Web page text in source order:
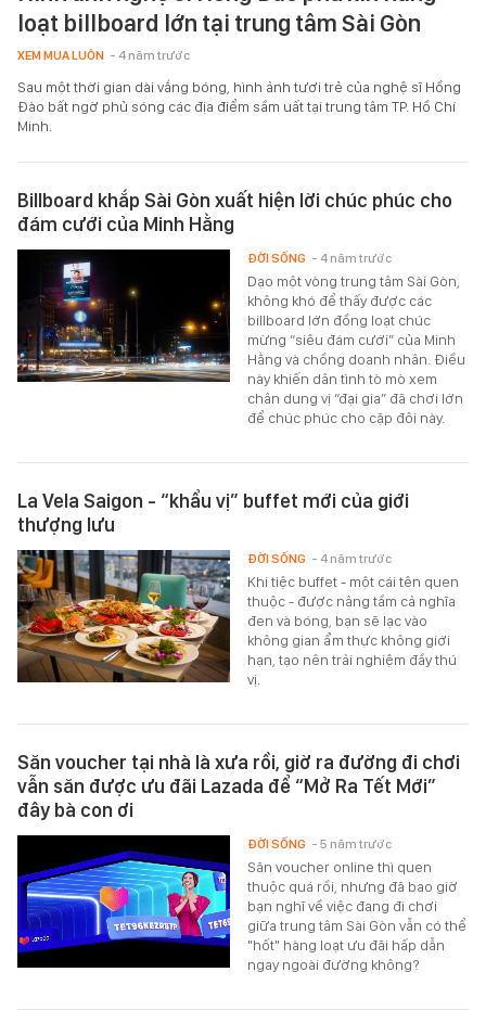
loạt billboard lớn tại trung tâm Sài Gòn
XEM MUA LUÔN - 4 năm trước
Sau một thời gian dài vắng bóng, hình ảnh tươi trẻ của nghệ sĩ Hồng
Đào bất ngờ phủ sóng các địa điểm sầm uất tại trung tâm TP. Hồ Chí
Minh.
Billboard khắp Sài Gòn xuất hiện lời chúc phúc cho
đám cưới của Minh Hằng
Dạo một vòng trung tâm Sài Gòn,
không khó để thấy được các
billboard lớn đồng loạt chúc
mừng “siêu đám cưới” của Minh
Hằng và chồng doanh nhân. Điều
này khiến dân tình tò mò xem
chân dung vị “đại gia” đã chơi lớn
để chúc phúc cho cặp đôi này.
ĐỜI SỐNG - 4 năm trước
La Vela Saigon - “khẩu vị” buffet mới của giới
thượng lưu
Khi tiệc buffet - một cái tên quen
thuộc - được nâng tầm cả nghĩa
đen và bóng, bạn sẽ lạc vào
không gian ẩm thực không giới
hạn, tạo nên trải nghiệm đầy thú
vị.
ĐỜI SỐNG - 4 năm trước
Săn voucher tại nhà là xưa rồi, giờ ra đường đi chơi
vẫn săn được ưu đãi Lazada để “Mở Ra Tết Mới”
đây bà con ơi
Săn voucher online thì quen
thuộc quá rồi, nhưng đã bao giờ
bạn nghĩ về việc đang đi chơi
giữa trung tâm Sài Gòn vẫn có thể
"hốt" hàng loạt ưu đãi hấp dẫn
ngay ngoài đường không?
ĐỜI SỐNG - 5 năm trước